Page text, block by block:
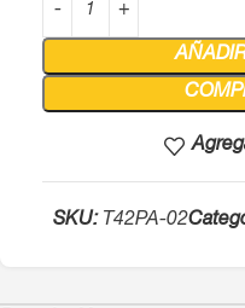
SKU: T42PA-02